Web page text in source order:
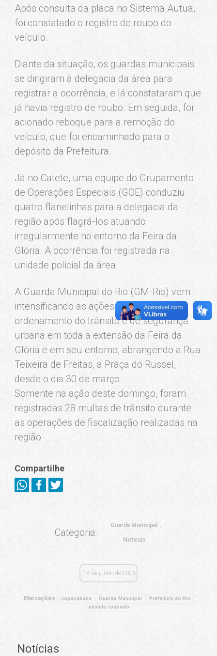
Após consulta da placa no Sistema Autua,
foi constatado o registro de roubo do
veículo.
Diante da situação, os guardas municipais
se dirigiram à delegacia da área para
registrar a ocorrência, e lá constataram que
já havia registro de roubo. Em seguida, foi
acionado reboque para a remoção do
veículo, que foi encaminhado para o
depósito da Prefeitura.
Já no Catete, uma equipe do Grupamento
de Operações Especiais (GOE) conduziu
quatro flanelinhas para a delegacia da
região após flagrá-los atuando
irregularmente no entorno da Feira da
Glória. A ocorrência foi registrada na
unidade policial da área.
A Guarda Municipal do Rio (GM-Rio) vem
intensificando as ações preventivas de
ordenamento do trânsito e de segurança
urbana em toda a extensão da Feira da
Glória e em seu entorno, abrangendo a Rua
Teixeira de Freitas, a Praça do Russel,
desde o dia 30 de março.
Somente na ação deste domingo, foram
registradas 28 multas de trânsito durante
as operações de fiscalização realizadas na
região
Compartilhe
Categoria:
Guarda Municipal
Notícias
14 de junho de 2026
Marcações: copacabana Guarda Municipal
Prefeitura do Rio
veículo roubado
Notícias